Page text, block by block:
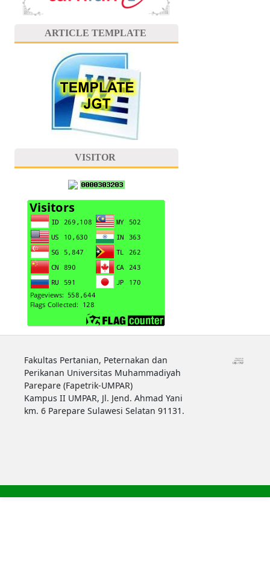
ARTICLE TEMPLATE
VISITOR
Fakultas Pertanian, Peternakan dan
Perikanan Universitas Muhammadiyah
Parepare (Fapetrik-UMPAR)
Kampus II UMPAR, Jl. Jend. Ahmad Yani
km. 6 Parepare Sulawesi Selatan 91131.